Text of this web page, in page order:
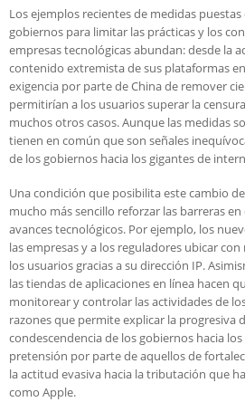
Los ejemplos recientes de medidas
gobiernos para limitar las prácticas y los
empresas tecnológicas abundan: desde la
contenido extremista de sus plataformas
exigencia por parte de China de remover
permitirían a los usuarios superar la
muchos otros casos. Aunque las medidas
tienen en común que son señales
de los gobiernos hacia los gigantes de
Una condición que posibilita este cambio
mucho más sencillo reforzar las barreras
avances tecnológicos. Por ejemplo, los
las empresas y a los reguladores ubicar
los usuarios gracias a su dirección IP.
las tiendas de aplicaciones en línea hacen
monitorear y controlar las actividades de
razones que permite explicar la progresiva
condescendencia de los gobiernos hacia
pretensión por parte de aquellos de
la actitud evasiva hacia la tributación que
como Apple.